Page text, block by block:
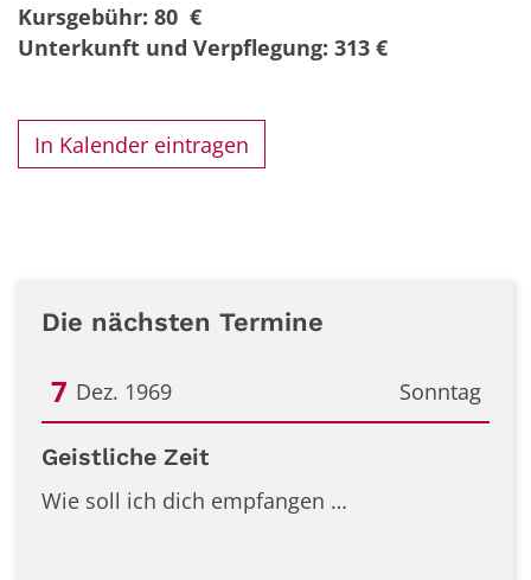
Kursgebühr: 80 €
Unterkunft und Verpflegung: 313 €
In Kalender eintragen
Die nächsten Termine
Sonntag
7 Dez. 1969
Datum: 7. Dezember 1969
Geistliche Zeit
Wie soll ich dich empfangen …